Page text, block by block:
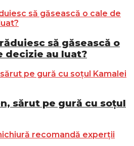
să găsească o
decizie au luat?
sărut pe gură cu soțul